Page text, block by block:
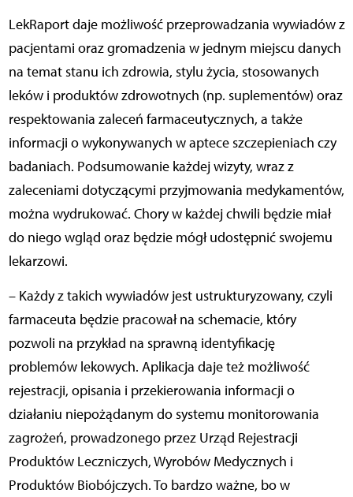
LekRaport daje możliwość przeprowadzania wywiadów z
pacjentami oraz gromadzenia w jednym miejscu danych
na temat stanu ich zdrowia, stylu życia, stosowanych
leków i produktów zdrowotnych (np. suplementów) oraz
respektowania zaleceń farmaceutycznych, a także
informacji o wykonywanych w aptece szczepieniach czy
badaniach. Podsumowanie każdej wizyty, wraz z
zaleceniami dotyczącymi przyjmowania medykamentów,
można wydrukować. Chory w każdej chwili będzie miał
do niego wgląd oraz będzie mógł udostępnić swojemu
lekarzowi.
– Każdy z takich wywiadów jest ustrukturyzowany, czyli
farmaceuta będzie pracował na schemacie, który
pozwoli na przykład na sprawną identyfikację
problemów lekowych. Aplikacja daje też możliwość
rejestracji, opisania i przekierowania informacji o
działaniu niepożądanym do systemu monitorowania
zagrożeń, prowadzonego przez Urząd Rejestracji
Produktów Leczniczych, Wyrobów Medycznych i
Produktów Biobójczych. To bardzo ważne, bo w